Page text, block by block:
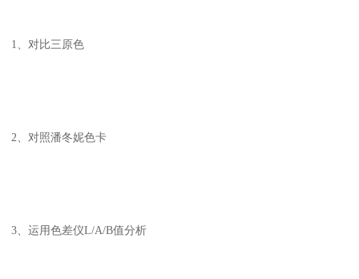
1、对比三原色
2、对照潘冬妮色卡
3、运用色差仪L/A/B值分析